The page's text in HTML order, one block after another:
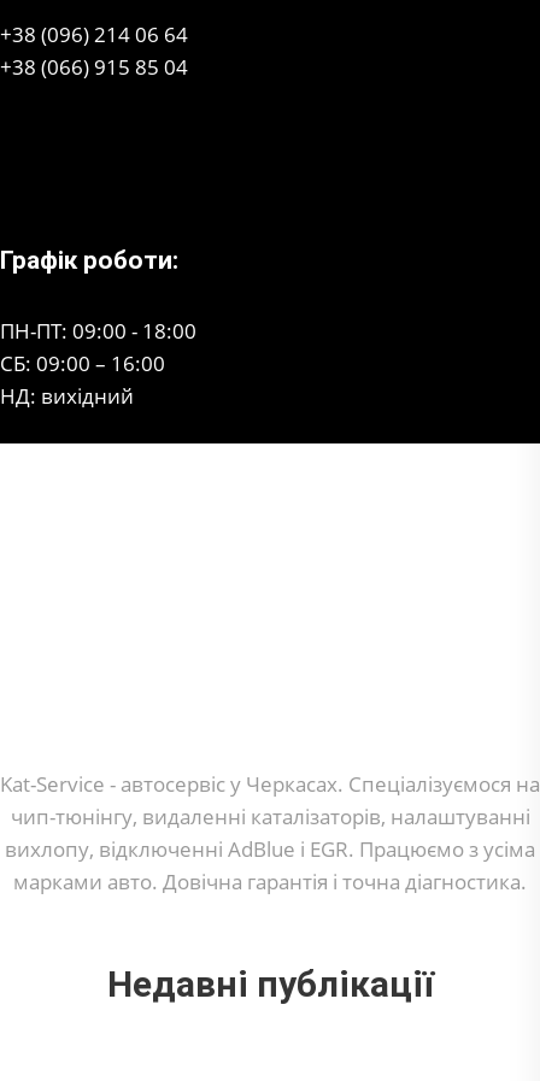
+38 (096) 214 06 64
+38 (066) 915 85 04
Графік роботи:
ПН-ПТ: 09:00 - 18:00
СБ: 09:00 – 16:00
НД: вихідний
Kat-Service - автосервіс у Черкасах. Спеціалізуємося на
чип-тюнінгу, видаленні каталізаторів, налаштуванні
вихлопу, відключенні AdBlue і EGR. Працюємо з усіма
марками авто. Довічна гарантія і точна діагностика.
Недавні публікації